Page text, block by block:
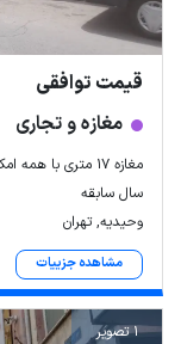
قیمت توافقی
مغازه و تجاری
سال سابقه
وحیدیه, تهران
مشاهده جزییات
1 تصویر